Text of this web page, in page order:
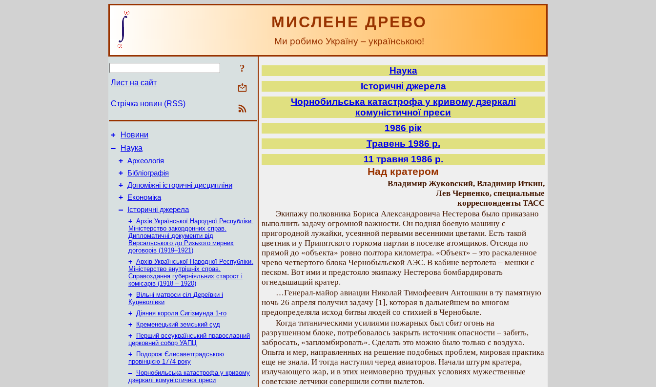
МИСЛЕНЕ ДРЕВО
Ми робимо Україну – українською!
?
Лист на сайт
Стрічка новин (RSS)
+ Новини
–
Наука
+ Археологія
+ Бібліографія
+ Допоміжні історичні дисципліни
+ Економіка
– Історичні джерела
+ Архів Української Народної Республіки.
Міністерство закордонних справ.
Дипломатичні документи від
Версальського до Ризького мирних
договорів (1919–1921)
+ Архів Української Народної Республіки.
Міністерство внутрішніх справ.
Справоздання губерніяльних старост і
комісарів (1918 – 1920)
+
Вільні матроси сіл Дереївки і
Куцеволівки
+ Діяння короля Сигізмунда 1-го
+
Кременецький земський суд
+
Перший всеукраїнський православний
церковний собор УАПЦ
+
Подорож Єлисаветградською
провінцією 1774 року
– Чорнобильська катастрофа у кривому
дзеркалі комуністичної преси
Наука
Історичні джерела
Чорнобильська катастрофа у кривому дзеркалі
комуністичної преси
1986 рік
Травень 1986 р.
11 травня 1986 р.
Над кратером
Владимир Жуковский, Владимир Иткин,
Лев Черненко, специальные
корреспонденты ТАСС
Экипажу полковника Бориса Александровича Нестерова было приказано
выполнить задачу огромной важности. Он поднял боевую машину с
пригородной лужайки, усеянной первыми весенними цветами. Есть такой
цветник и у Припятского горкома партии в поселке атомщиков. Отсюда по
прямой до «объекта» ровно полтора километра. «Объект» – это раскаленное
чрево четвертого блока Чернобыльской АЭС. В кабине вертолета – мешки с
песком. Вот ими и предстояло экипажу Нестерова бомбардировать
огнедышащий кратер.
…Генерал-майор авиации Николай Тимофеевич Антошкин в ту памятную
ночь 26 апреля получил задачу [1], которая в дальнейшем во многом
предопределяла исход битвы людей со стихией в Чернобыле.
Когда титаническими усилиями пожарных был сбит огонь на
разрушенном блоке, потребовалось закрыть источник опасности – забить,
забросать, «запломбировать». Сделать это можно было только с воздуха.
Опыта и мер, направленных на решение подобных проблем, мировая практика
еще не знала. И тогда наступил черед авиаторов. Начали штурм кратера,
излучающего жар, и в этих неимоверно трудных условиях мужественные
советские летчики совершили сотни вылетов.